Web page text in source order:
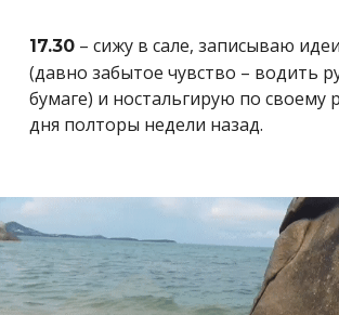
17.30 – сижу в сале, записываю
(давно забытое чувство – водить
бумаге) и ностальгирую по своему
дня полторы недели назад.